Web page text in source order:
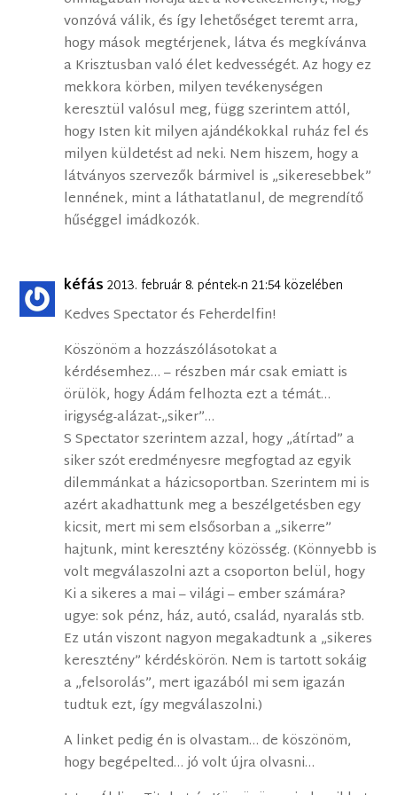
vonzóvá válik, és így lehetőséget teremt arra,
hogy mások megtérjenek, látva és megkívánva
a Krisztusban való élet kedvességét. Az hogy ez
mekkora körben, milyen tevékenységen
keresztül valósul meg, függ szerintem attól,
hogy Isten kit milyen ajándékokkal ruház fel és
milyen küldetést ad neki. Nem hiszem, hogy a
látványos szervezők bármivel is „sikeresebbek”
lennének, mint a láthatatlanul, de megrendítő
hűséggel imádkozók.
kéfás 2013. február 8. péntek-n 21:54 közelében
Kedves Spectator és Feherdelfin!
Köszönöm a hozzászólásotokat a
kérdésemhez… – részben már csak emiatt is
örülök, hogy Ádám felhozta ezt a témát…
irigység-alázat-„siker”…
S Spectator szerintem azzal, hogy „átírtad” a
siker szót eredményesre megfogtad az egyik
dilemmánkat a házicsoportban. Szerintem mi is
azért akadhattunk meg a beszélgetésben egy
kicsit, mert mi sem elsősorban a „sikerre”
hajtunk, mint keresztény közösség. (Könnyebb is
volt megválaszolni azt a csoporton belül, hogy
Ki a sikeres a mai – világi – ember számára?
ugye: sok pénz, ház, autó, család, nyaralás stb.
Ez után viszont nagyon megakadtunk a „sikeres
keresztény” kérdéskörön. Nem is tartott sokáig
a „felsorolás”, mert igazából mi sem igazán
tudtuk ezt, így megválaszolni.)
A linket pedig én is olvastam… de köszönöm,
hogy begépelted… jó volt újra olvasni…